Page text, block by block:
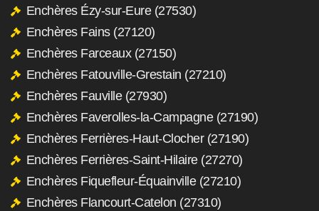
Enchères Ézy-sur-Eure (27530)
Enchères Fains (27120)
Enchères Farceaux (27150)
Enchères Fatouville-Grestain (27210)
Enchères Fauville (27930)
Enchères Faverolles-la-Campagne (27190)
Enchères Ferrières-Haut-Clocher (27190)
Enchères Ferrières-Saint-Hilaire (27270)
Enchères Fiquefleur-Équainville (27210)
Enchères Flancourt-Catelon (27310)